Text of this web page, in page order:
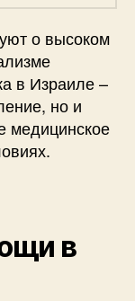
о высоком
в Израиле –
но и
медицинское
в